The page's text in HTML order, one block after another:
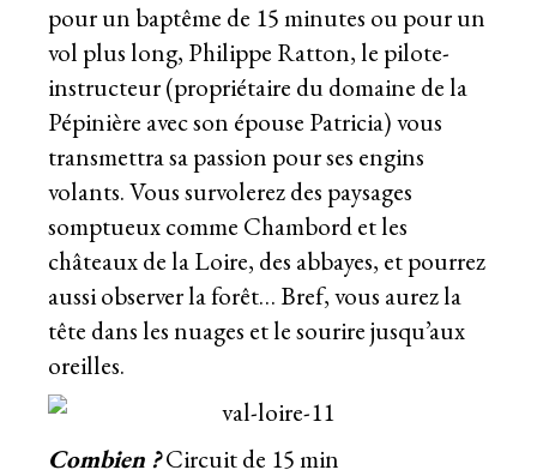
pour un baptême de 15 minutes ou pour un
vol plus long, Philippe Ratton, le pilote-
instructeur (propriétaire du domaine de la
Pépinière avec son épouse Patricia) vous
transmettra sa passion pour ses engins
volants. Vous survolerez des paysages
somptueux comme Chambord et les
châteaux de la Loire, des abbayes, et pourrez
aussi observer la forêt… Bref, vous aurez la
tête dans les nuages et le sourire jusqu’aux
oreilles.
Combien ?Circuit de 15 min